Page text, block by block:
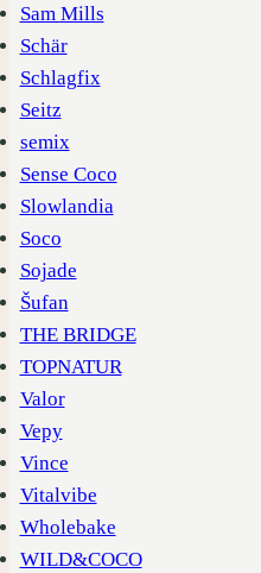
Sam Mills
Schär
Schlagfix
Seitz
semix
Sense Coco
Slowlandia
Soco
Sojade
Šufan
THE BRIDGE
TOPNATUR
Valor
Vepy
Vince
Vitalvibe
Wholebake
WILD&COCO